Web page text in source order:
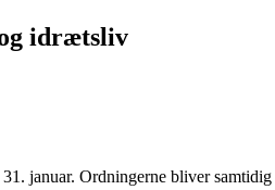
idrætsliv
januar. Ordningerne bliver